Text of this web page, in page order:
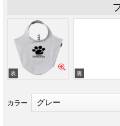
カラー グレー